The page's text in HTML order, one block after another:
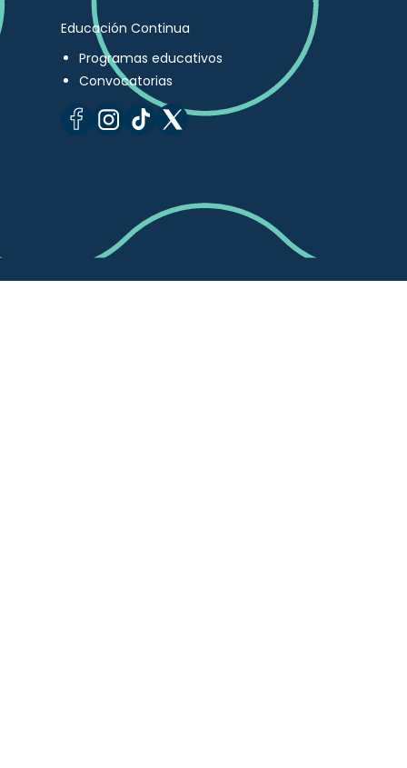
Educación Continua
Programas educativos
Convocatorias